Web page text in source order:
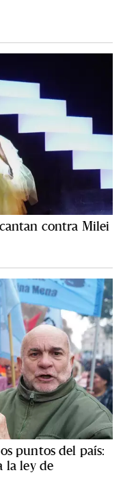
contra Milei
puntos del país:
la ley de